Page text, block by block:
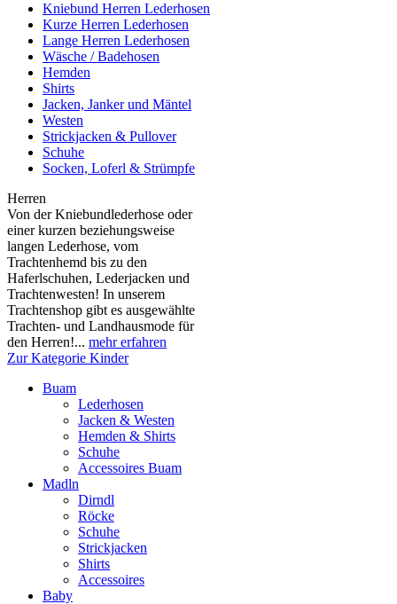
Kniebund Herren Lederhosen
Kurze Herren Lederhosen
Lange Herren Lederhosen
Wäsche / Badehosen
Hemden
Shirts
Jacken, Janker und Mäntel
Westen
Strickjacken & Pullover
Schuhe
Socken, Loferl & Strümpfe
Herren
Von der Kniebundlederhose oder
einer kurzen beziehungsweise
langen Lederhose, vom
Trachtenhemd bis zu den
Haferlschuhen, Lederjacken und
Trachtenwesten! In unserem
Trachtenshop gibt es ausgewählte
Trachten- und Landhausmode für
den Herren!... mehr erfahren
Zur Kategorie Kinder
Buam
Lederhosen
Jacken & Westen
Hemden & Shirts
Schuhe
Accessoires Buam
Madln
Dirndl
Röcke
Schuhe
Strickjacken
Shirts
Accessoires
Baby